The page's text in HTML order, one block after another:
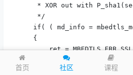
首页 社区 课程
* XOR out with
*/
if( ( md_info =
{
ret =
goto exit;
}